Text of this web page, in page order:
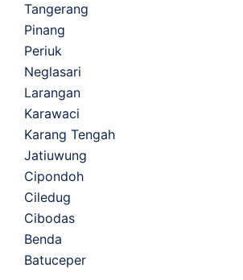
Tangerang
Pinang
Periuk
Neglasari
Larangan
Karawaci
Karang Tengah
Jatiuwung
Cipondoh
Ciledug
Cibodas
Benda
Batuceper